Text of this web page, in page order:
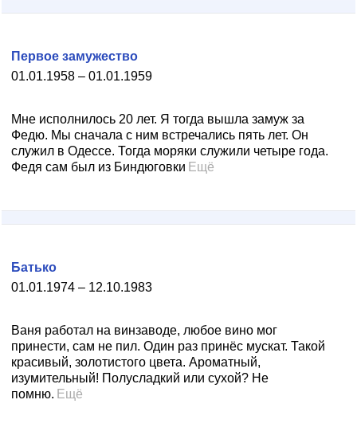
01.01.1958 – 01.01.1959
Первое замужество
Мне исполнилось 20 лет. Я тогда вышла замуж за
Федю. Мы сначала с ним встречались пять лет. Он
служил в Одессе. Тогда моряки служили четыре года.
Федя сам был из Биндюговки Ещё
01.01.1974 – 12.10.1983
Батько
Ваня работал на винзаводе, любое вино мог
принести, сам не пил. Один раз принёс мускат. Такой
красивый, золотистого цвета. Ароматный,
изумительный! Полусладкий или сухой? Не
помню. Ещё